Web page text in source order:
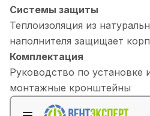
Системы защиты
Теплоизоляция из
наполнителя защищает
Комплектация
Руководство по установке
монтажные кронштейны